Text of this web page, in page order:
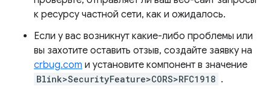
к ресурсу частной сети, как и ожидалось.
Если у вас возникнут какие-либо проблемы или
вы захотите оставить отзыв, создайте заявку на
crbug.com и установите компонент в значение
Blink>SecurityFeature>CORS>RFC1918 .